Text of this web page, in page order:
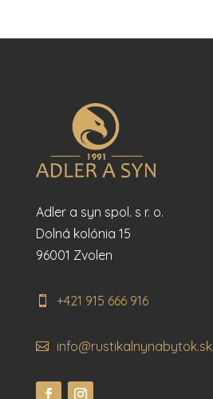
Adler a syn spol. s r. o.
Dolná kolónia 15
96001 Zvolen
+421 915 666 916
info@rustikalnynabytok.sk